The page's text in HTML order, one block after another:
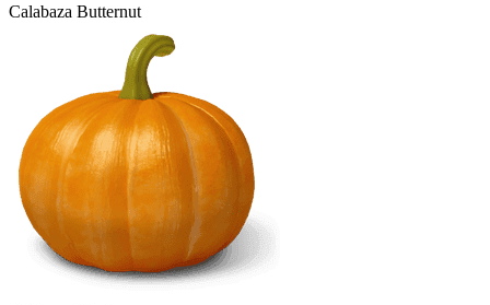
Calabaza Butternut